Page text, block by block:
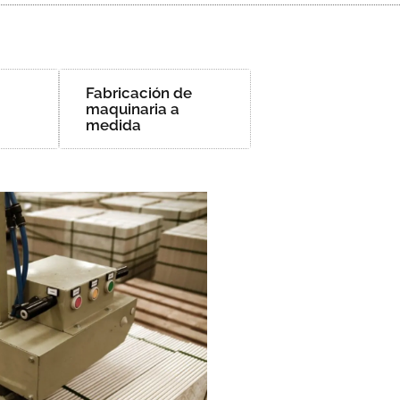
Fabricación de
maquinaria a
medida